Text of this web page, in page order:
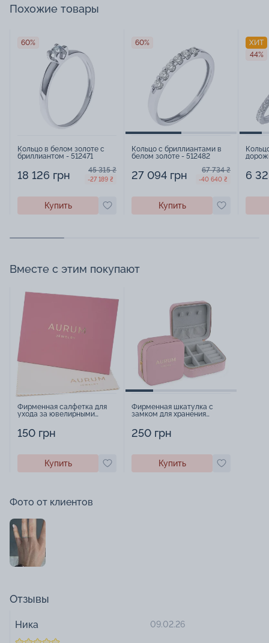
Похожие товары
60%
Кольцо в белом золоте с
бриллиантом - 512471
18 126 грн 45 315 ₴
-27 189 ₴
Купить
60%
Кольцо с бриллиантами в
белом золоте - 512482
27 094 грн 67 734 ₴
-40 640 ₴
Купить
ХИТ
44%
6
Вместе с этим покупают
Фирменная салфетка для
ухода за ювелирными
150 грн
Купить
Фирменная шкатулка с
замком для хранения
250 грн
Купить
Фото от клиентов
Отзывы
Ника 09.02.26